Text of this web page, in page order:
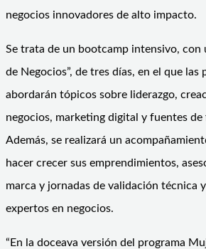
negocios innovadores de alto impacto.
Se trata de un bootcamp intensivo, con
de Negocios”, de tres días, en el que las
abordarán tópicos sobre liderazgo,
negocios, marketing digital y fuentes
Además, se realizará un
hacer crecer sus emprendimientos,
marca y jornadas de validación técnica
expertos en negocios.
“En la doceava versión del programa